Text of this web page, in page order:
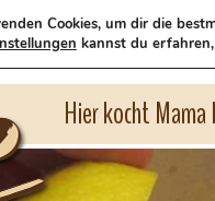
Hier kocht
Cookies, um dir die
kannst du